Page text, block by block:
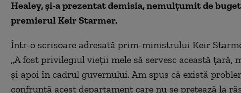
Healey, şi-a prezentat demisia, nemulţumit de
premierul Keir Starmer.
Într-o scrisoare adresată prim-ministrului Keir
„A fost privilegiul vieţii mele să servesc această
şi apoi în cadrul guvernului. Am spus că există
confruntă acest departament care nu se pretează la